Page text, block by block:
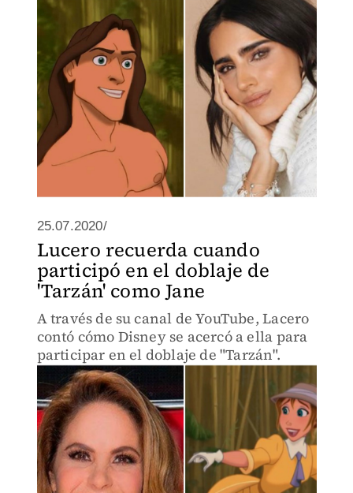
25.07.2020/
Lucero recuerda cuando
participó en el doblaje de
'Tarzán' como Jane
A través de su canal de YouTube, Lacero
contó cómo Disney se acercó a ella para
participar en el doblaje de "Tarzán".